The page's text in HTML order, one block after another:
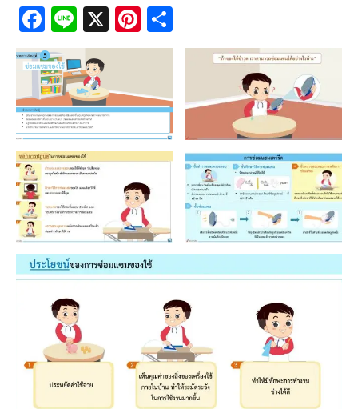
F
a
c
e
b
o
o
k
Li
n
e
X Pi
n
r
e
st
h
e